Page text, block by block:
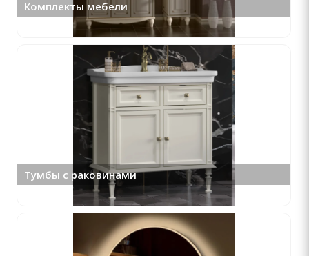
Комплекты мебели
Тумбы с раковинами